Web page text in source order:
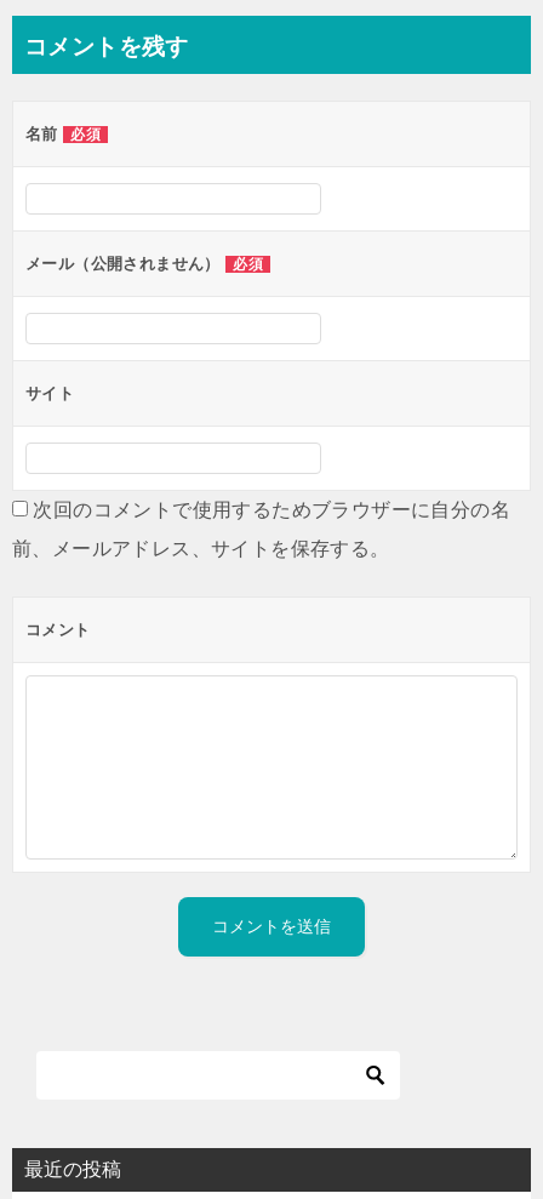
ビ
ー
シ
ン
コメントを残す
名前 必須
メール（公開されません） 必須
サイト
次回のコメントで使用するためブラウザーに自分の名
前、メールアドレス、サイトを保存する。
コメント
最近の投稿